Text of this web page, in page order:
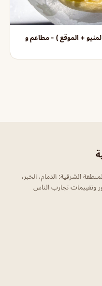
+ الموقع ) - مطاعم و
الشرقية: الدمام، الخبر،
وتقييمات تجارب الناس